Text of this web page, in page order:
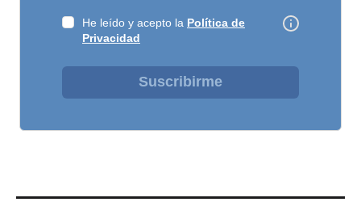
He leído y acepto la Política de
Privacidad
Suscribirme